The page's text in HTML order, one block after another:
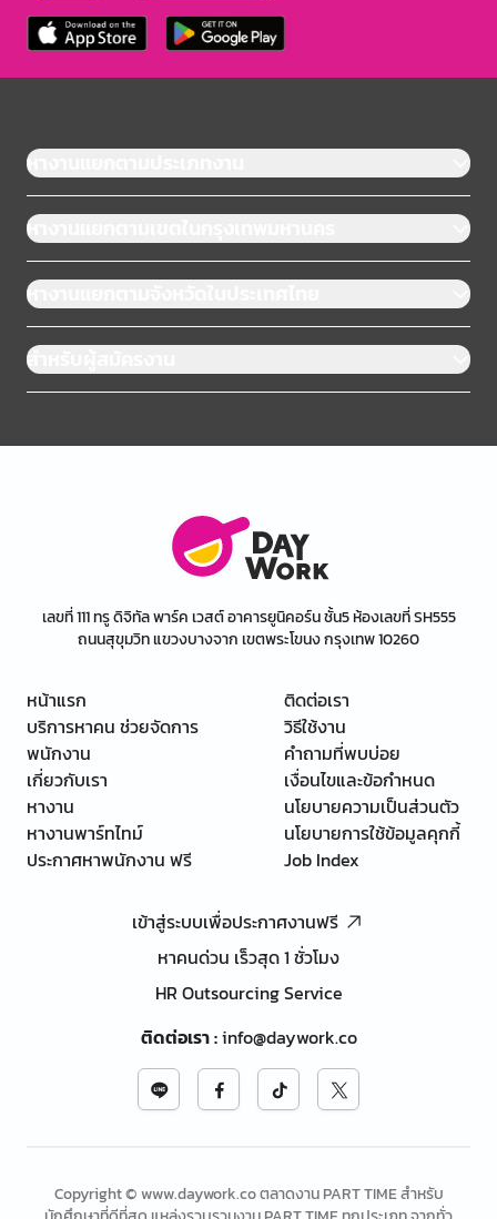
หางานแยกตามประเภทงาน
หางานแยกตามเขตในกรุงเทพมหานคร
หางานแยกตามจังหวัดในประเทศไทย
สำหรับผู้สมัครงาน
เลขที่ 111 ทรู ดิจิทัล พาร์ค เวสต์ อาคารยูนิคอร์น ชั้น5 ห้องเลขที่ SH555
ถนนสุขุมวิท แขวงบางจาก เขตพระโขนง กรุงเทพ 10260
หน้าแรก
บริการหาคน ช่วยจัดการ
พนักงาน
เกี่ยวกับเรา
หางาน
หางานพาร์ทไทม์
ประกาศหาพนักงาน ฟรี
ติดต่อเรา
วิธีใช้งาน
คำถามที่พบบ่อย
เงื่อนไขและข้อกำหนด
นโยบายความเป็นส่วนตัว
นโยบายการใช้ข้อมูลคุกกี้
Job Index
เข้าสู่ระบบเพื่อประกาศงานฟรี
หาคนด่วน เร็วสุด 1 ชั่วโมง
HR Outsourcing Service
ติดต่อเรา:info@daywork.co
Copyright © www.daywork.co ตลาดงาน PART TIME สำหรับ